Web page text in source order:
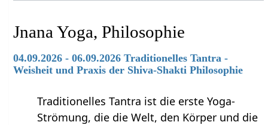
Jnana Yoga, Philosophie
04.09.2026 - 06.09.2026 Traditionelles Tantra -
Weisheit und Praxis der Shiva-Shakti Philosophie
Traditionelles Tantra ist die erste Yoga-
Strömung, die die Welt, den Körper und die